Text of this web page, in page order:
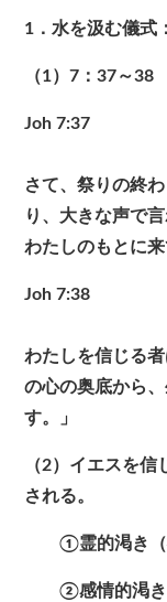
1．水を汲む儀式
（1）7：37～38
Joh 7:37
さて、祭りの終
り、大きな声で
わたしのもとに来
Joh 7:38
わたしを信じる
の心の奥底から
す。」
（2）イエスを
される。
①霊的渇き（
②感情的渇き（